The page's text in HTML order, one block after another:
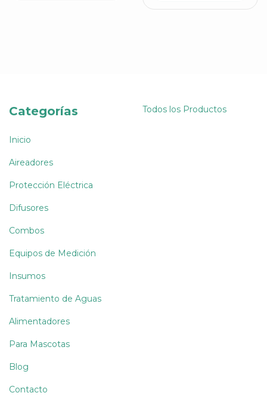
Categorías
Inicio
Aireadores
Protección Eléctrica
Difusores
Combos
Equipos de Medición
Insumos
Tratamiento de Aguas
Alimentadores
Para Mascotas
Blog
Contacto
Todos los Productos